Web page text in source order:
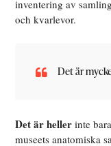
inventering av
och kvarlevor.
Det är
Det är heller inte
museets anatomiska